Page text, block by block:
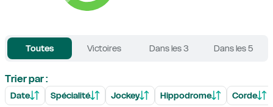
Toutes Victoires Dans les 3 Dans les 5
Trier par :
Date Spécialité Jockey Hippodrome Corde